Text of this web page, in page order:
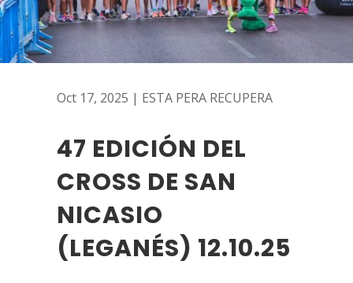
Oct 17, 2025 | ESTA PERA RECUPERA
47 EDICIÓN DEL
CROSS DE SAN
NICASIO
(LEGANÉS) 12.10.25